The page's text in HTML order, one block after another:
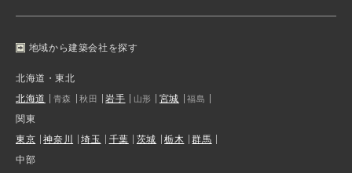
地域から建築会社を探す
北海道・東北
北海道
青森 秋田 岩手 山形 宮城 福島
関東
東京
神奈川 埼玉 千葉 茨城 栃木
群馬
中部